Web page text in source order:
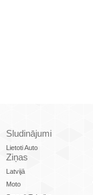
Sludinājumi
Lietoti Auto
Ziņas
Latvijā
Moto